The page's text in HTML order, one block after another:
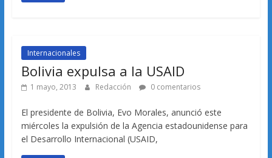
Internacionales
Bolivia expulsa a la USAID
1 mayo, 2013 Redacción 0 comentarios
El presidente de Bolivia, Evo Morales, anunció este
miércoles la expulsión de la Agencia estadounidense para
el Desarrollo Internacional (USAID,